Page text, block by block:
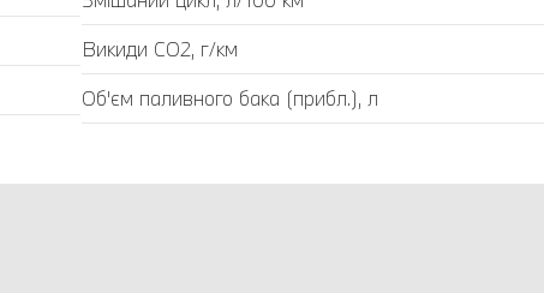
Викиди CO2, г/км
Об'єм паливного бака (прибл.), л